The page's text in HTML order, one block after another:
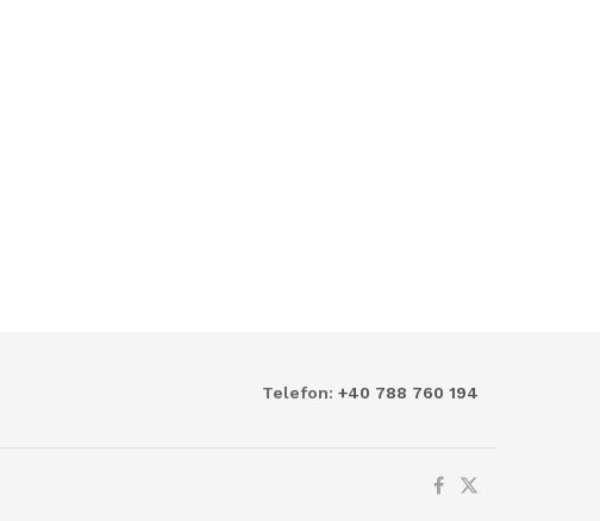
Telefon: +40 788 760 194